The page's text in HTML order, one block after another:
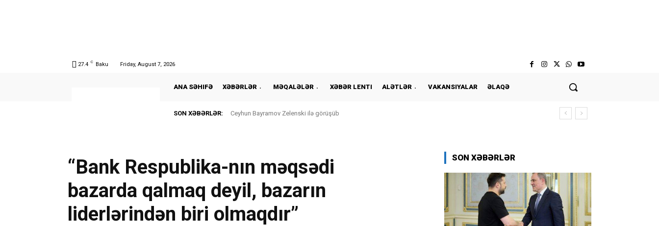
27.4 C Baku Friday, August 7, 2026
ANA SƏHIFƏ XƏBƏRLƏR MƏQALƏLƏR XƏBƏR LENTI ALƏTLƏR VAKANSIYALAR ƏLAQƏ
SON XƏBƏRLƏR: Ceyhun Bayramov Zelenski ilə görüşüb
“Bank Respublika-nın məqsədi
bazarda qalmaq deyil, bazarın
liderlərindən biri olmaqdır”
SON XƏBƏRLƏR